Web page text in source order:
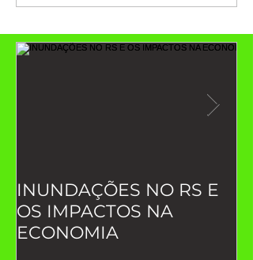
INUNDAÇÕES NO RS E
OS IMPACTOS NA
ECONOMIA